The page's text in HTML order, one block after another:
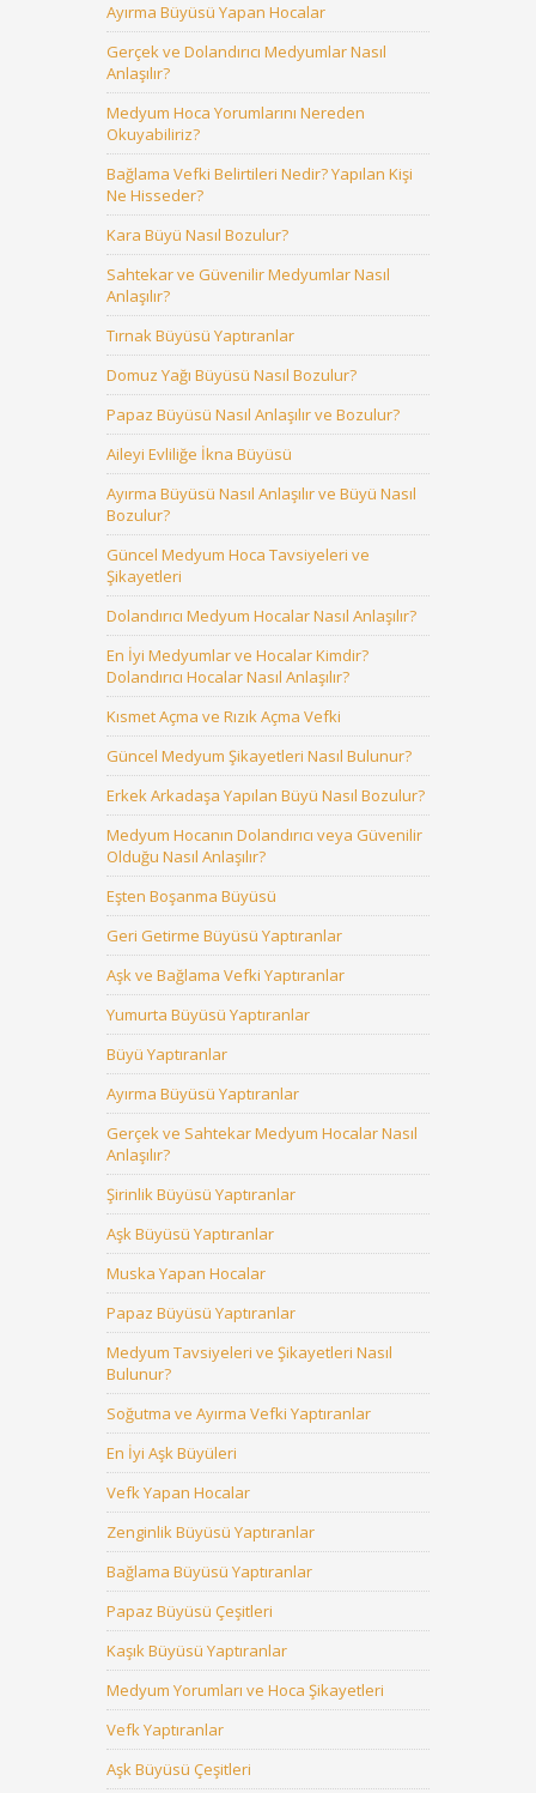
Ayırma Büyüsü Yapan Hocalar
Gerçek ve Dolandırıcı Medyumlar Nasıl
Anlaşılır?
Medyum Hoca Yorumlarını Nereden
Okuyabiliriz?
Bağlama Vefki Belirtileri Nedir? Yapılan Kişi
Ne Hisseder?
Kara Büyü Nasıl Bozulur?
Sahtekar ve Güvenilir Medyumlar Nasıl
Anlaşılır?
Tırnak Büyüsü Yaptıranlar
Domuz Yağı Büyüsü Nasıl Bozulur?
Papaz Büyüsü Nasıl Anlaşılır ve Bozulur?
Aileyi Evliliğe İkna Büyüsü
Ayırma Büyüsü Nasıl Anlaşılır ve Büyü Nasıl
Bozulur?
Güncel Medyum Hoca Tavsiyeleri ve
Şikayetleri
Dolandırıcı Medyum Hocalar Nasıl Anlaşılır?
En İyi Medyumlar ve Hocalar Kimdir?
Dolandırıcı Hocalar Nasıl Anlaşılır?
Kısmet Açma ve Rızık Açma Vefki
Güncel Medyum Şikayetleri Nasıl Bulunur?
Erkek Arkadaşa Yapılan Büyü Nasıl Bozulur?
Medyum Hocanın Dolandırıcı veya Güvenilir
Olduğu Nasıl Anlaşılır?
Eşten Boşanma Büyüsü
Geri Getirme Büyüsü Yaptıranlar
Aşk ve Bağlama Vefki Yaptıranlar
Yumurta Büyüsü Yaptıranlar
Büyü Yaptıranlar
Ayırma Büyüsü Yaptıranlar
Gerçek ve Sahtekar Medyum Hocalar Nasıl
Anlaşılır?
Şirinlik Büyüsü Yaptıranlar
Aşk Büyüsü Yaptıranlar
Muska Yapan Hocalar
Papaz Büyüsü Yaptıranlar
Medyum Tavsiyeleri ve Şikayetleri Nasıl
Bulunur?
Soğutma ve Ayırma Vefki Yaptıranlar
En İyi Aşk Büyüleri
Vefk Yapan Hocalar
Zenginlik Büyüsü Yaptıranlar
Bağlama Büyüsü Yaptıranlar
Papaz Büyüsü Çeşitleri
Kaşık Büyüsü Yaptıranlar
Medyum Yorumları ve Hoca Şikayetleri
Vefk Yaptıranlar
Aşk Büyüsü Çeşitleri